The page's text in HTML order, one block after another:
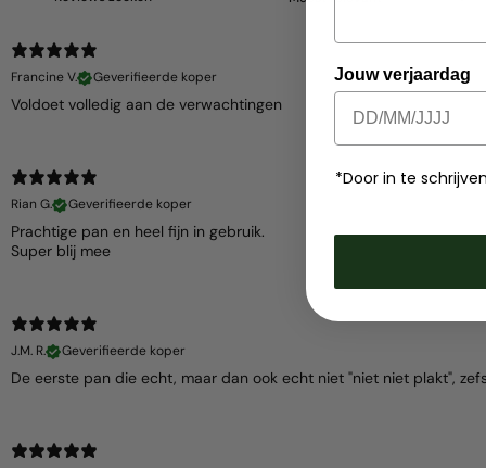
Francine V.
Geverifieerde koper
Voldoet volledig aan de verwachtingen
Rian G.
Geverifieerde koper
Prachtige pan en heel fijn in gebruik.
Super blij mee
J.M. R.
Geverifieerde koper
De eerste pan die echt, maar dan ook echt niet "niet niet plakt", zefs
Jouw verjaardag
*Door in te